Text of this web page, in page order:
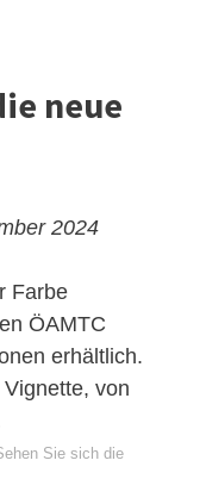
neue
2024
Farbe
ÖAMTC
erhältlich.
von
Sie sich die